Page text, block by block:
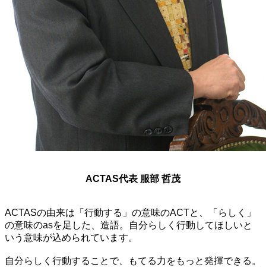
ACTAS代表 服部 哲茂
ACTASの由来は「行動する」の意味のACTと、「らしく」
の意味のasを足した、造語。自分らしく行動してほしいと
いう意味が込められています。
自分らしく行動することで、もてる力をもっと発揮できる。